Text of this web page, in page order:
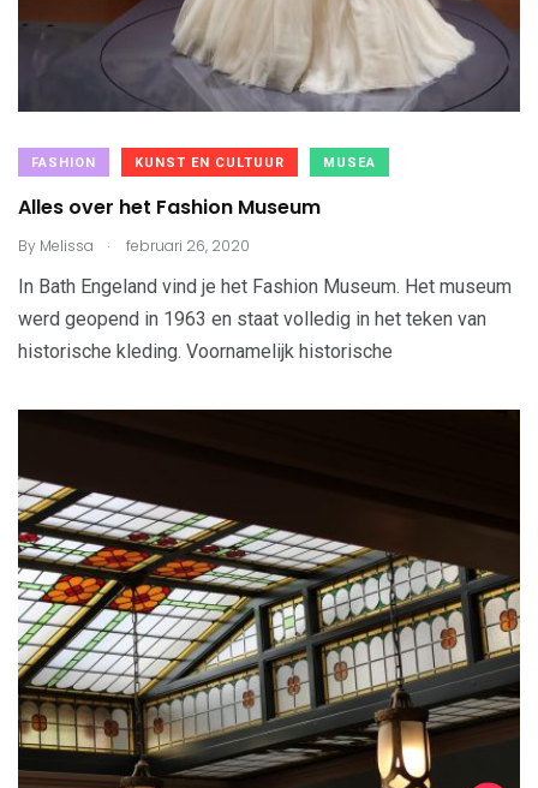
FASHION KUNST EN CULTUUR MUSEA
Alles over het Fashion Museum
By Melissa . februari 26, 2020
In Bath Engeland vind je het Fashion Museum. Het museum
werd geopend in 1963 en staat volledig in het teken van
historische kleding. Voornamelijk historische